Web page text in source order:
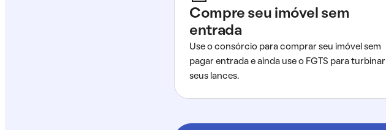
Compre seu imóvel sem
entrada
Use o consórcio para comprar seu imóvel sem
pagar entrada e ainda use o FGTS para turbinar
seus lances.